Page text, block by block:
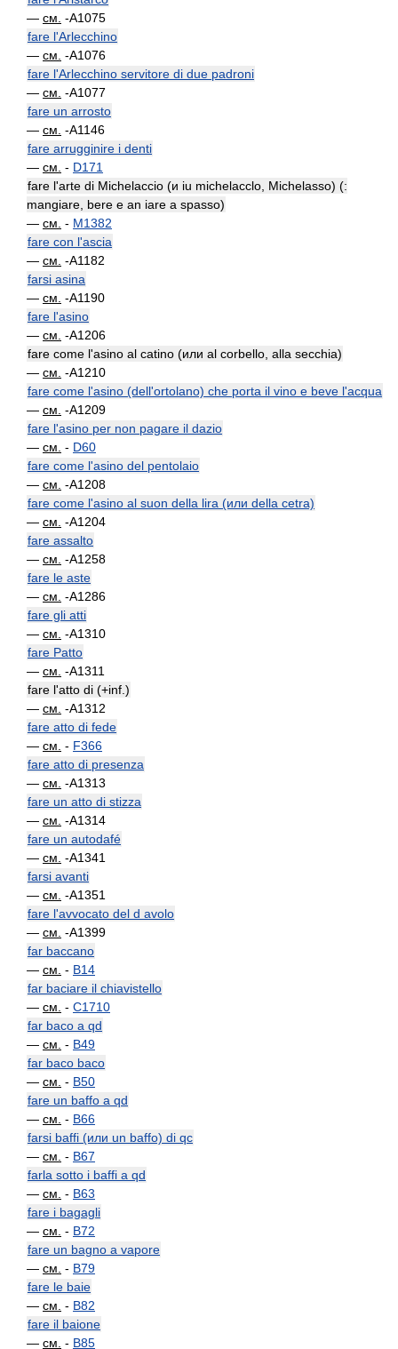
— см. -A1075
fare l'Arlecchino
— см. -A1076
fare l'Arlecchino servitore di due padroni
— см. -A1077
fare un arrosto
— см. -A1146
fare arrugginire i denti
— см. - D171
fare l'arte di Michelaccio (и iu michelacclo, Michelasso) (:
mangiare, bere e an iare a spasso)
— см. - M1382
fare con l'ascia
— см. -A1182
farsi asina
— см. -A1190
fare l'asino
— см. -A1206
fare come l'asino al catino (или al corbello, alla secchia)
— см. -A1210
fare come l'asino (dell'ortolano) che porta il vino e beve l'acqua
— см. -A1209
fare l'asino per non pagare il dazio
— см. - D60
fare come l'asino del pentolaio
— см. -A1208
fare come l'asino al suon della lira (или della cetra)
— см. -A1204
fare assalto
— см. -A1258
fare le aste
— см. -A1286
fare gli atti
— см. -A1310
fare Patto
— см. -A1311
fare l'atto di (+inf.)
— см. -A1312
fare atto di fede
— см. - F366
fare atto di presenza
— см. -A1313
fare un atto di stizza
— см. -A1314
fare un autodafé
— см. -A1341
farsi avanti
— см. -A1351
fare l'avvocato del d avolo
— см. -A1399
far baccano
— см. - B14
far baciare il chiavistello
— см. - C1710
far baco a qd
— см. - B49
far baco baco
— см. - B50
fare un baffo a qd
— см. - B66
farsi baffi (или un baffo) di qc
— см. - B67
farla sotto i baffi a qd
— см. - B63
fare i bagagli
— см. - B72
fare un bagno a vapore
— см. - B79
fare le baie
— см. - B82
fare il baione
— см. - B85